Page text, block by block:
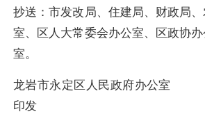
抄送：市发改局、住建局、财政局
室、区人大常委会办公室、区政协
室。
龙岩市永定区人民政府办公室
印发